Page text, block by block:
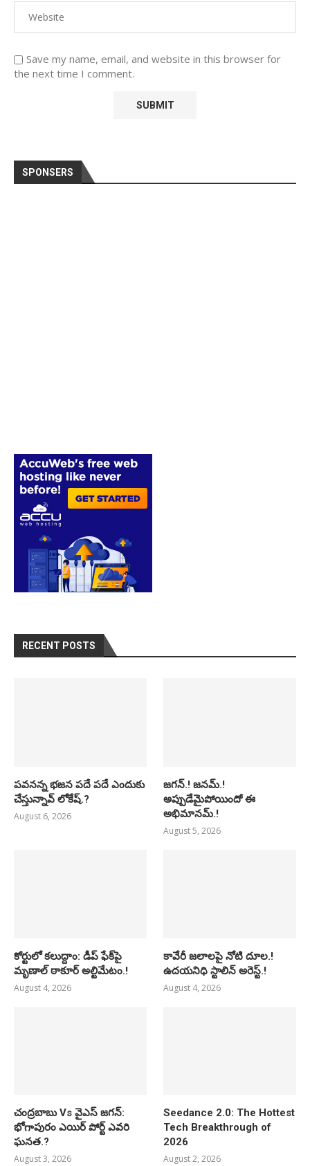
Save my name, email, and website in this browser for
the next time I comment.
SPONSERS
RECENT POSTS
పవనన్న భజన పదే పదే ఎందుకు
చేస్తున్నావ్ లోకేష్.?
August 6, 2026
జగన్.! జనమ్.!
అప్పుడేమైపోయిందో ఈ
అభిమానమ్.!
August 5, 2026
కోర్టులో కలుద్దాం: డీప్ ఫేక్‌పై
మృణాల్ ఠాకూర్ అల్టిమేటం.!
August 4, 2026
కావేరీ జలాలపై నోటి దూల.!
ఉదయనిధి స్టాలిన్ అరెస్ట్.!
August 4, 2026
చంద్రబాబు Vs వైఎస్ జగన్:
భోగాపురం ఎయిర్ పోర్ట్ ఎవరి
ఘనత.?
August 3, 2026
Seedance 2.0: The Hottest
Tech Breakthrough of
2026
August 2, 2026